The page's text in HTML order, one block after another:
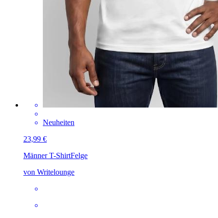
Neuheiten
23,99 €
Männer T-ShirtFelge
von Writelounge